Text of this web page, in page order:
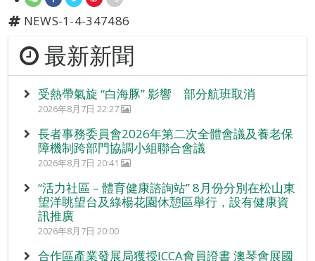
NEWS-1-4-347486
最新新聞
受熱帶氣旋 “白海豚” 影響 部分航班取消
2026年8月7日 22:27
長者事務委員會2026年第二次全體會議及養老保
障機制跨部門協調小組聯合會議
2026年8月7日 20:41
“活力社區 – 體育健康諮詢站” 8月份分別在松山東
望洋眺望台及綠楊花園休憩區舉行，設有健康資
訊推廣
2026年8月7日 20:00
合作區產業發展局獲授ICCA會員證書 澳琴會展國